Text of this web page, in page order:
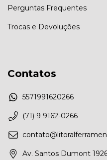
Perguntas Frequentes
Trocas e Devoluções
Contatos
5571991620266
(71) 9 9162-0266
Av. Santos Dumont